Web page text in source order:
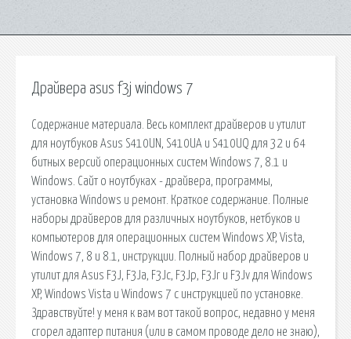
Драйвера asus f3j windows 7
Cодержание материала. Весь комплект драйверов и утилит
для ноутбуков Asus S410UN, S410UA и S410UQ для 32 и 64
битных версий операционных систем Windows 7, 8.1 и
Windows. Сайт о ноутбуках - драйвера, программы,
установка Windows и ремонт. Краткое содержание. Полные
наборы драйверов для различных ноутбуков, нетбуков и
компьютеров для операционных систем Windows XP, Vista,
Windows 7, 8 и 8.1, инструкции. Полный набор драйверов и
утилит для Asus F3J, F3Ja, F3Jc, F3Jp, F3Jr и F3Jv для Windows
XP, Windows Vista и Windows 7 с инструкцией по установке.
Здравствуйте! у меня к вам вот такой вопрос, недавно у меня
сгорел адаптер питания (или в самом проводе дело не знаю),